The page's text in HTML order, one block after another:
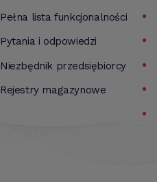
Pełna lista funkcjonalności
Pytania i odpowiedzi
Niezbędnik przedsiębiorcy
Rejestry magazynowe